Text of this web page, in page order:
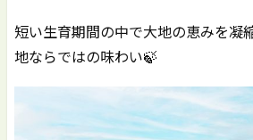
短い生育期間の中で大地の恵みを凝
地ならではの味わい🍃